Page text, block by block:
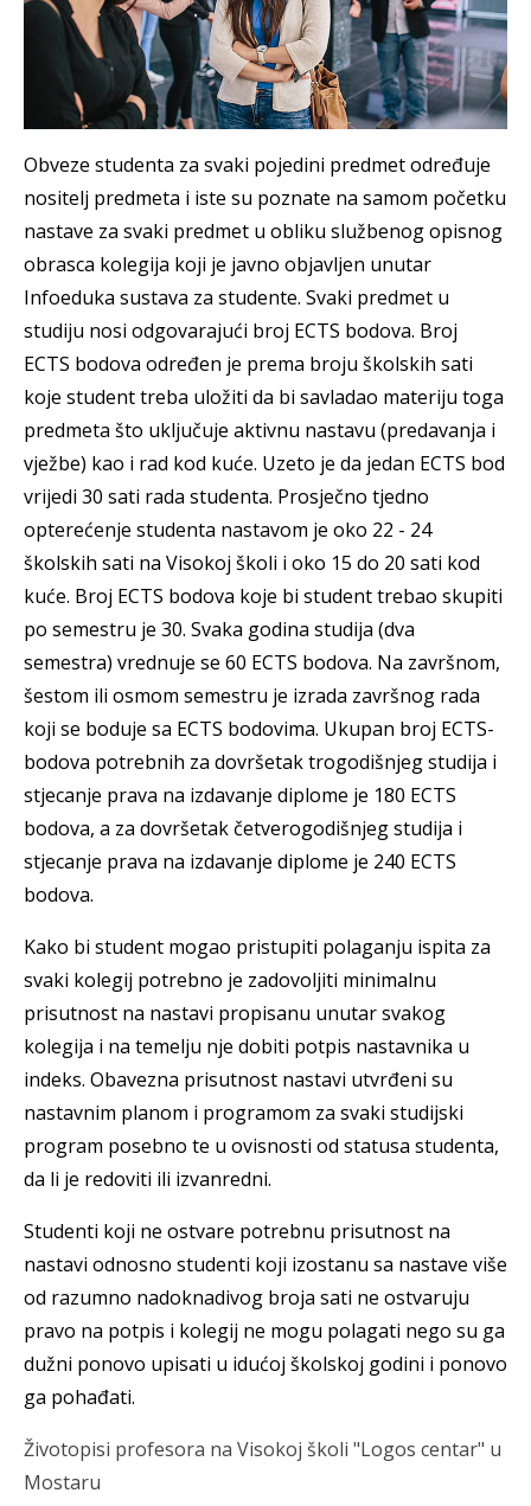
Obveze studenta za svaki pojedini predmet određuje
nositelj predmeta i iste su poznate na samom početku
nastave za svaki predmet u obliku službenog opisnog
obrasca kolegija koji je javno objavljen unutar
Infoeduka sustava za studente. Svaki predmet u
studiju nosi odgovarajući broj ECTS bodova. Broj
ECTS bodova određen je prema broju školskih sati
koje student treba uložiti da bi savladao materiju toga
predmeta što uključuje aktivnu nastavu (predavanja i
vježbe) kao i rad kod kuće. Uzeto je da jedan ECTS bod
vrijedi 30 sati rada studenta. Prosječno tjedno
opterećenje studenta nastavom je oko 22 - 24
školskih sati na Visokoj školi i oko 15 do 20 sati kod
kuće. Broj ECTS bodova koje bi student trebao skupiti
po semestru je 30. Svaka godina studija (dva
semestra) vrednuje se 60 ECTS bodova. Na završnom,
šestom ili osmom semestru je izrada završnog rada
koji se boduje sa ECTS bodovima. Ukupan broj ECTS-
bodova potrebnih za dovršetak trogodišnjeg studija i
stjecanje prava na izdavanje diplome je 180 ECTS
bodova, a za dovršetak četverogodišnjeg studija i
stjecanje prava na izdavanje diplome je 240 ECTS
bodova.
Kako bi student mogao pristupiti polaganju ispita za
svaki kolegij potrebno je zadovoljiti minimalnu
prisutnost na nastavi propisanu unutar svakog
kolegija i na temelju nje dobiti potpis nastavnika u
indeks. Obavezna prisutnost nastavi utvrđeni su
nastavnim planom i programom za svaki studijski
program posebno te u ovisnosti od statusa studenta,
da li je redoviti ili izvanredni.
Studenti koji ne ostvare potrebnu prisutnost na
nastavi odnosno studenti koji izostanu sa nastave više
od razumno nadoknadivog broja sati ne ostvaruju
pravo na potpis i kolegij ne mogu polagati nego su ga
dužni ponovo upisati u idućoj školskoj godini i ponovo
ga pohađati.
Životopisi profesora na Visokoj školi "Logos centar" u
Mostaru